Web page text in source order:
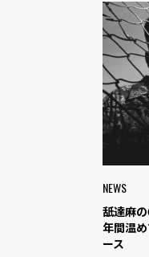
NEWS
舐達麻
年間温
ース